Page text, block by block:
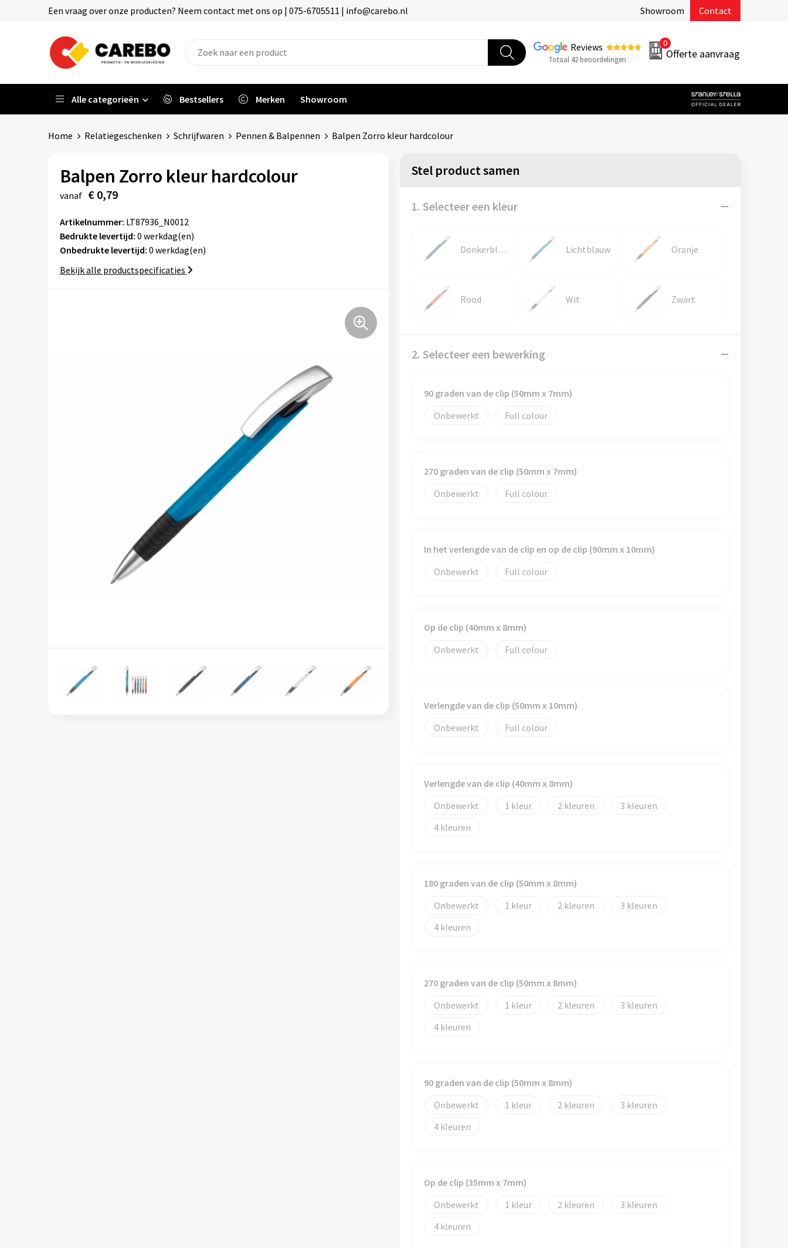
Een vraag over onze producten? Neem contact met ons op | 075-6705511 | info@carebo.nl Showroom Contact
Reviews
Totaal 42 beoordelingen
0
Offerte aanvraag
Alle categorieën Bestsellers Merken Showroom
Home Relatiegeschenken Schrijfwaren Pennen & Balpennen Balpen Zorro kleur hardcolour
Balpen Zorro kleur hardcolour
vanaf € 0,79
Artikelnummer: LT87936_N0012
Bedrukte levertijd: 0 werkdag(en)
Onbedrukte levertijd: 0 werkdag(en)
Bekijk alle productspecificaties
Stel product samen
1. Selecteer een kleur
Donkerblauw Lichtblauw Oranje
Rood Wit Zwart
2. Selecteer een bewerking
90 graden van de clip (50mm x 7mm)
Onbewerkt
Full colour
270 graden van de clip (50mm x 7mm)
Onbewerkt
Full colour
In het verlengde van de clip en op de clip (90mm x 10mm)
Onbewerkt
Full colour
Op de clip (40mm x 8mm)
Onbewerkt
Full colour
Verlengde van de clip (50mm x 10mm)
Onbewerkt
Full colour
Verlengde van de clip (40mm x 8mm)
Onbewerkt
1 2
3
4
180 graden van de clip (50mm x 8mm)
Onbewerkt
1 2
3
4
270 graden van de clip (50mm x 8mm)
Onbewerkt
1 2
3
4
90 graden van de clip (50mm x 8mm)
Onbewerkt
1 2
3
4
Op de clip (35mm x 7mm)
Onbewerkt
1 2
3
4